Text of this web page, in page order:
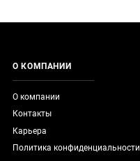
О КОМПАНИИ
О компании
Контакты
Карьера
Политика конфиденциальности